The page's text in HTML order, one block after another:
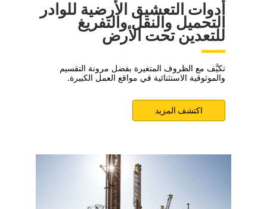
أدوات التعشيق الأرضية للوادر
التحميل والنقل والتفريغ
للتعدين تحت الأرض
تكيَّف مع الظروف المتغيرة بفضل مرونة التقسيم
والموثوقية الاستثنائية في مواقع العمل الكبيرة.
اكتشف المزيد